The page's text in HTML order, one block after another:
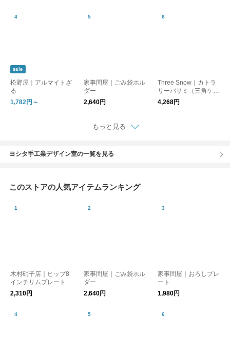
sale
松野屋｜アルマイトざ
る
1,782円～
家事問屋｜ごみ袋ホル
ダー
2,640円
Three Snow｜カトラ
リーバサミ（三角ケー
ス付き） キッチンツ
ール/調理道具
4,268円
もっと見る
ヨシタ手工業デザイン室の一覧を見る
このストアの人気アイテムランキング
木村硝子店｜ヒップ8
インチリムプレート
2,310円
家事問屋｜ごみ袋ホル
ダー
2,640円
家事問屋｜おろしプレ
ート
1,980円